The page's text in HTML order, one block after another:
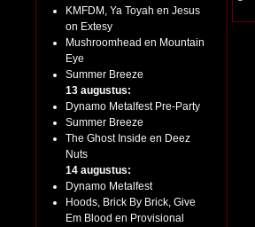
KMFDM, Ya Toyah en Jesus
on Extesy
Mushroomhead en Mountain
Eye
Summer Breeze
13 augustus:
Dynamo Metalfest Pre-Party
Summer Breeze
The Ghost Inside en Deez
Nuts
14 augustus:
Dynamo Metalfest
Hoods, Brick By Brick, Give
Em Blood en Provisional